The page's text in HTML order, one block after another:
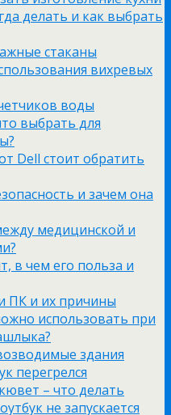
делать и как выбрать
стаканы
вихревых
воды
выбрать для
Dell стоит обратить
и зачем она
медицинской и
в чем его польза и
ПК и их причины
использовать при
здания
перегрелся
– что делать
не запускается